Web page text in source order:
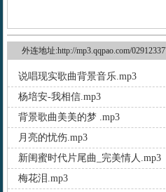
外连地址:http://mp3.qqpao.com/
说唱现实歌曲背景音乐.mp3
杨培安-我相信.mp3
背景歌曲美美的梦 .mp3
月亮的忧伤.mp3
新闺蜜时代片尾曲_完美情人.mp3
梅花泪.mp3